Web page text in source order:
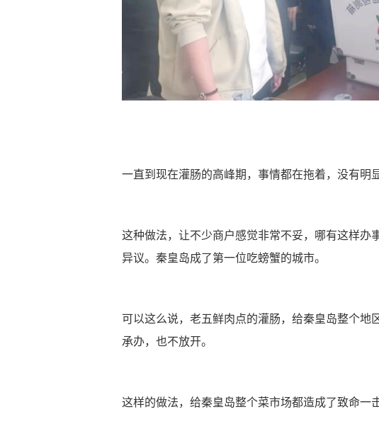
一直到现在灌肠的高峰期，事情都在拖着，没有明
这种做法，让不少商户感觉非常不妥，哪有这样办
异议。秦皇岛成了第一位吃螃蟹的城市。
可以这么说，老五鲜肉点的灌肠，给秦皇岛整个地
承办，也不放开。
这样的做法，给秦皇岛整个菜市场都造成了致命一击